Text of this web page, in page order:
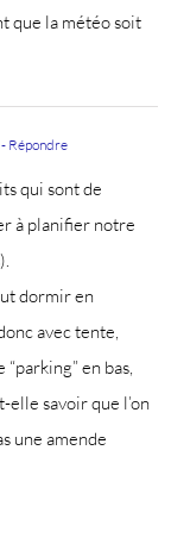
que la météo soit
Répondre
qui sont de
à planifier notre
dormir en
avec tente,
en bas,
savoir que l’on
une amende